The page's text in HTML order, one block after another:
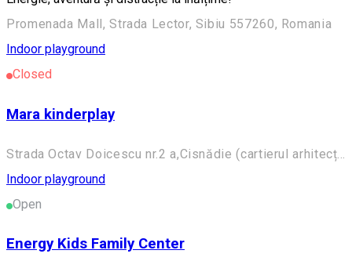
Promenada Mall, Strada Lector, Sibiu 557260, Romania
Indoor playground
Closed
Mara kinderplay
Indoor playground
Open
Energy Kids Family Center